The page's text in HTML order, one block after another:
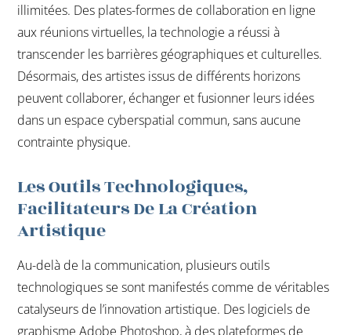
illimitées. Des plates-formes de collaboration en ligne
aux réunions virtuelles, la technologie a réussi à
transcender les barrières géographiques et culturelles.
Désormais, des artistes issus de différents horizons
peuvent collaborer, échanger et fusionner leurs idées
dans un espace cyberspatial commun, sans aucune
contrainte physique.
Les Outils Technologiques,
Facilitateurs De La Création
Artistique
Au-delà de la communication, plusieurs outils
technologiques se sont manifestés comme de véritables
catalyseurs de l’innovation artistique. Des logiciels de
graphisme Adobe Photoshop, à des plateformes de